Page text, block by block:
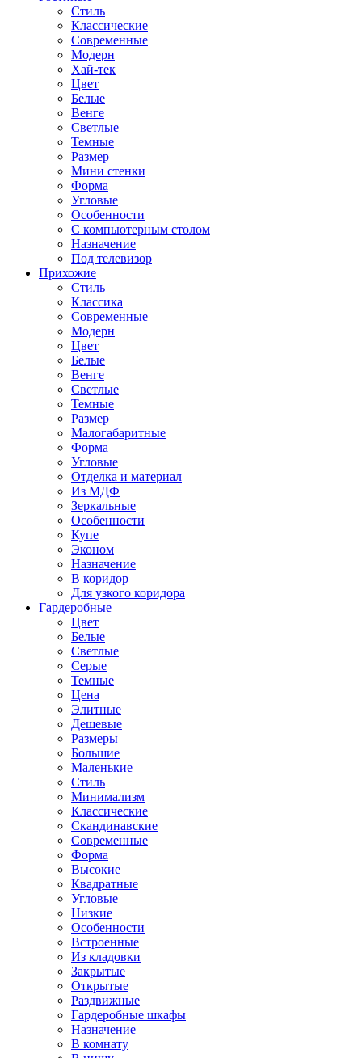
Стиль
Классические
Современные
Модерн
Хай-тек
Цвет
Белые
Венге
Светлые
Темные
Размер
Мини стенки
Форма
Угловые
Особенности
С компьютерным столом
Назначение
Под телевизор
Прихожие
Стиль
Классика
Современные
Модерн
Цвет
Белые
Венге
Светлые
Темные
Размер
Малогабаритные
Форма
Угловые
Отделка и материал
Из МДФ
Зеркальные
Особенности
Купе
Эконом
Назначение
В коридор
Для узкого коридора
Гардеробные
Цвет
Белые
Светлые
Серые
Темные
Цена
Элитные
Дешевые
Размеры
Большие
Маленькие
Стиль
Минимализм
Классические
Скандинавские
Современные
Форма
Высокие
Квадратные
Угловые
Низкие
Особенности
Встроенные
Из кладовки
Закрытые
Открытые
Раздвижные
Гардеробные шкафы
Назначение
В комнату